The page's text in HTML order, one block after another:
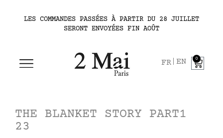
LES COMMANDES PASSÉES À PARTIR DU 28 JUILLET
SERONT ENVOYÉES FIN AOÛT
FR EN 0
THE BLANKET STORY PART1
23